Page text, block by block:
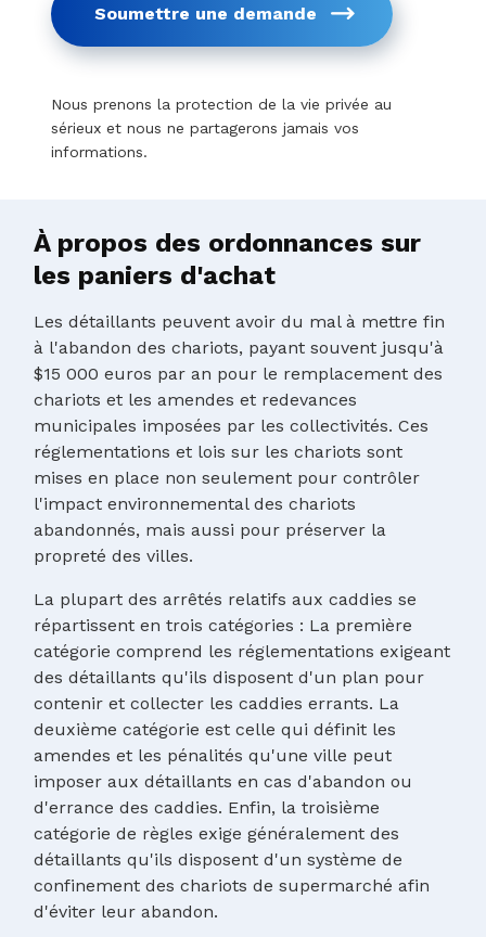
Soumettre une demande
Nous prenons la protection de la vie privée au
sérieux et nous ne partagerons jamais vos
informations.
À propos des ordonnances sur
les paniers d'achat
Les détaillants peuvent avoir du mal à mettre fin
à l'abandon des chariots, payant souvent jusqu'à
$15 000 euros par an pour le remplacement des
chariots et les amendes et redevances
municipales imposées par les collectivités. Ces
réglementations et lois sur les chariots sont
mises en place non seulement pour contrôler
l'impact environnemental des chariots
abandonnés, mais aussi pour préserver la
propreté des villes.
La plupart des arrêtés relatifs aux caddies se
répartissent en trois catégories : La première
catégorie comprend les réglementations exigeant
des détaillants qu'ils disposent d'un plan pour
contenir et collecter les caddies errants. La
deuxième catégorie est celle qui définit les
amendes et les pénalités qu'une ville peut
imposer aux détaillants en cas d'abandon ou
d'errance des caddies. Enfin, la troisième
catégorie de règles exige généralement des
détaillants qu'ils disposent d'un système de
confinement des chariots de supermarché afin
d'éviter leur abandon.